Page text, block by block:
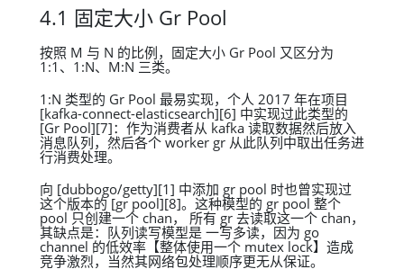
4.1 固定大小 Gr Pool
按照 M 与 N 的比例，固定大小 Gr Pool 又区分为
1:1、1:N、M:N 三类。
1:N 类型的 Gr Pool 最易实现，个人 2017 年在项目
[kafka-connect-elasticsearch][6] 中实现过此类型的
[Gr Pool][7]：作为消费者从 kafka 读取数据然后放入
消息队列，然后各个 worker gr 从此队列中取出任务进
行消费处理。
向 [dubbogo/getty][1] 中添加 gr pool 时也曾实现过
这个版本的 [gr pool][8]。这种模型的 gr pool 整个
pool 只创建一个 chan， 所有 gr 去读取这一个 chan，
其缺点是：队列读写模型是 一写多读，因为 go
channel 的低效率【整体使用一个 mutex lock】造成
竞争激烈，当然其网络包处理顺序更无从保证。